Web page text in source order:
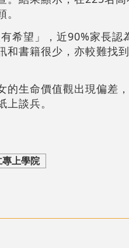
希望」，近90%家長認
和書籍很少，亦較難找
的生命價值觀出現偏差
談兵。
上學院